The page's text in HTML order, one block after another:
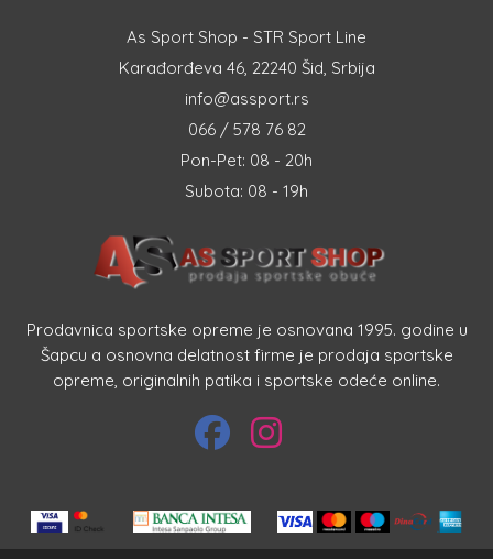
As Sport Shop - STR Sport Line
Karađorđeva 46, 22240 Šid, Srbija
info@assport.rs
066 / 578 76 82
Pon-Pet: 08 - 20h
Subota: 08 - 19h
Prodavnica sportske opreme je osnovana 1995. godine u
Šapcu a osnovna delatnost firme je prodaja sportske
opreme, originalnih patika i sportske odeće online.